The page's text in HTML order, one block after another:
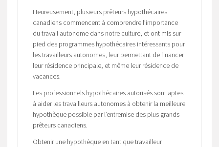
Heureusement, plusieurs prêteurs hypothécaires
canadiens commencent à comprendre l’importance
du travail autonome dans notre culture, et ont mis sur
pied des programmes hypothécaires intéressants pour
les travailleurs autonomes, leur permettant de financer
leur résidence principale, et même leur résidence de
vacances.
Les professionnels hypothécaires autorisés sont aptes
à aider les travailleurs autonomes à obtenir la meilleure
hypothèque possible par l’entremise des plus grands
prêteurs canadiens.
Obtenir une hypothèque en tant que travailleur